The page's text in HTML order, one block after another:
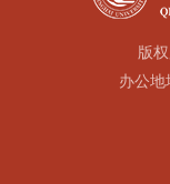
版
办公
青